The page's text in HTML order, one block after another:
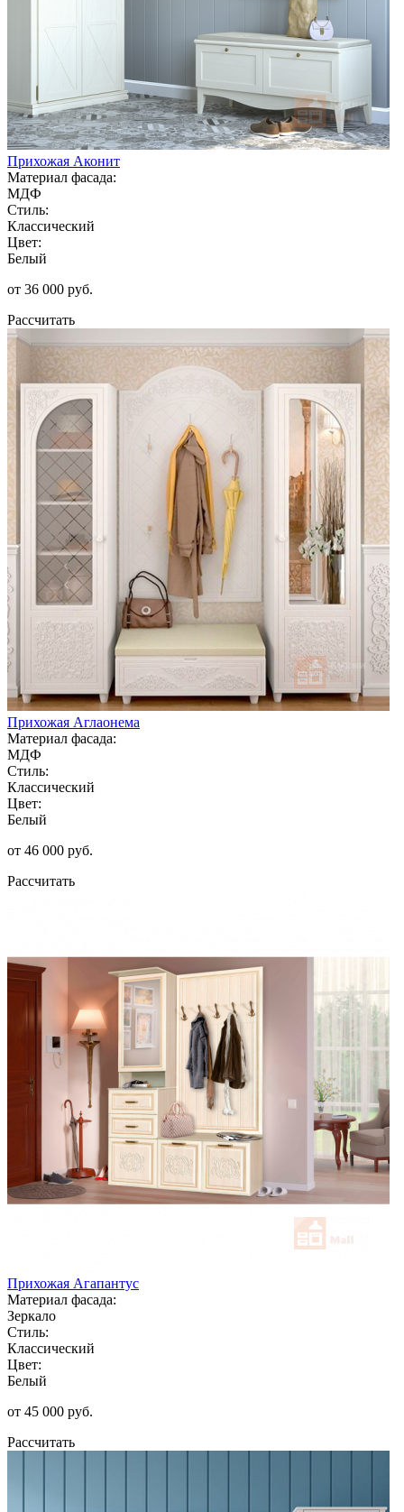
Прихожая Аконит
Материал фасада:
МДФ
Стиль:
Классический
Цвет:
Белый
от 36 000 руб.
Рассчитать
Прихожая Аглаонема
Материал фасада:
МДФ
Стиль:
Классический
Цвет:
Белый
от 46 000 руб.
Рассчитать
Прихожая Агапантус
Материал фасада:
Зеркало
Стиль:
Классический
Цвет:
Белый
от 45 000 руб.
Рассчитать